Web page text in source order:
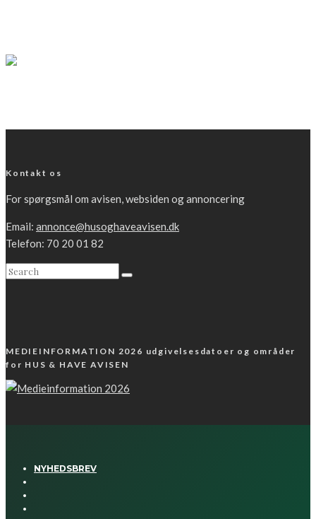
Kontakt os
For spørgsmål om avisen, websiden og annoncering
Email: annonce@husoghaveavisen.dk
Telefon: 70 20 01 82
MEDIEINFORMATION 2026 udgivelsesdatoer og områder
for HUS & HAVE AVISEN
NYHEDSBREV